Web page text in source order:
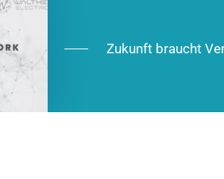
Zukunft braucht